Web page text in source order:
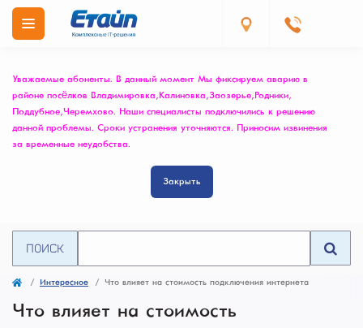
Уважаемые абоненты. В данный момент Мы фиксируем аварию в
районе посёлков Владимировка, Калиновка, Заозерье, Родники,
Поддубное, Черемхово. Наши специалисты подключились к решению
данной проблемы. Сроки устранения уточняются. Приносим извинения
за временные неудобства.
Закрыть
ПОИСК
Интересное Что влияет на стоимость подключения интернета
Что влияет на стоимость